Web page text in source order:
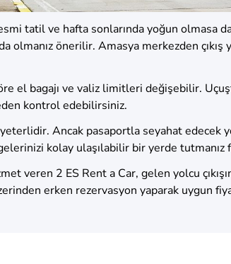
tatil ve hafta sonlarında yoğun olmasa
önerilir. Amasya merkezden
el bagajı ve valiz limitleri değişebilir.
kontrol edebilirsiniz.
Ancak pasaportla seyahat edecek
kolay ulaşılabilir bir yerde tutmanız
veren 2 ES Rent a Car, gelen yolcu
erken rezervasyon yaparak uygun